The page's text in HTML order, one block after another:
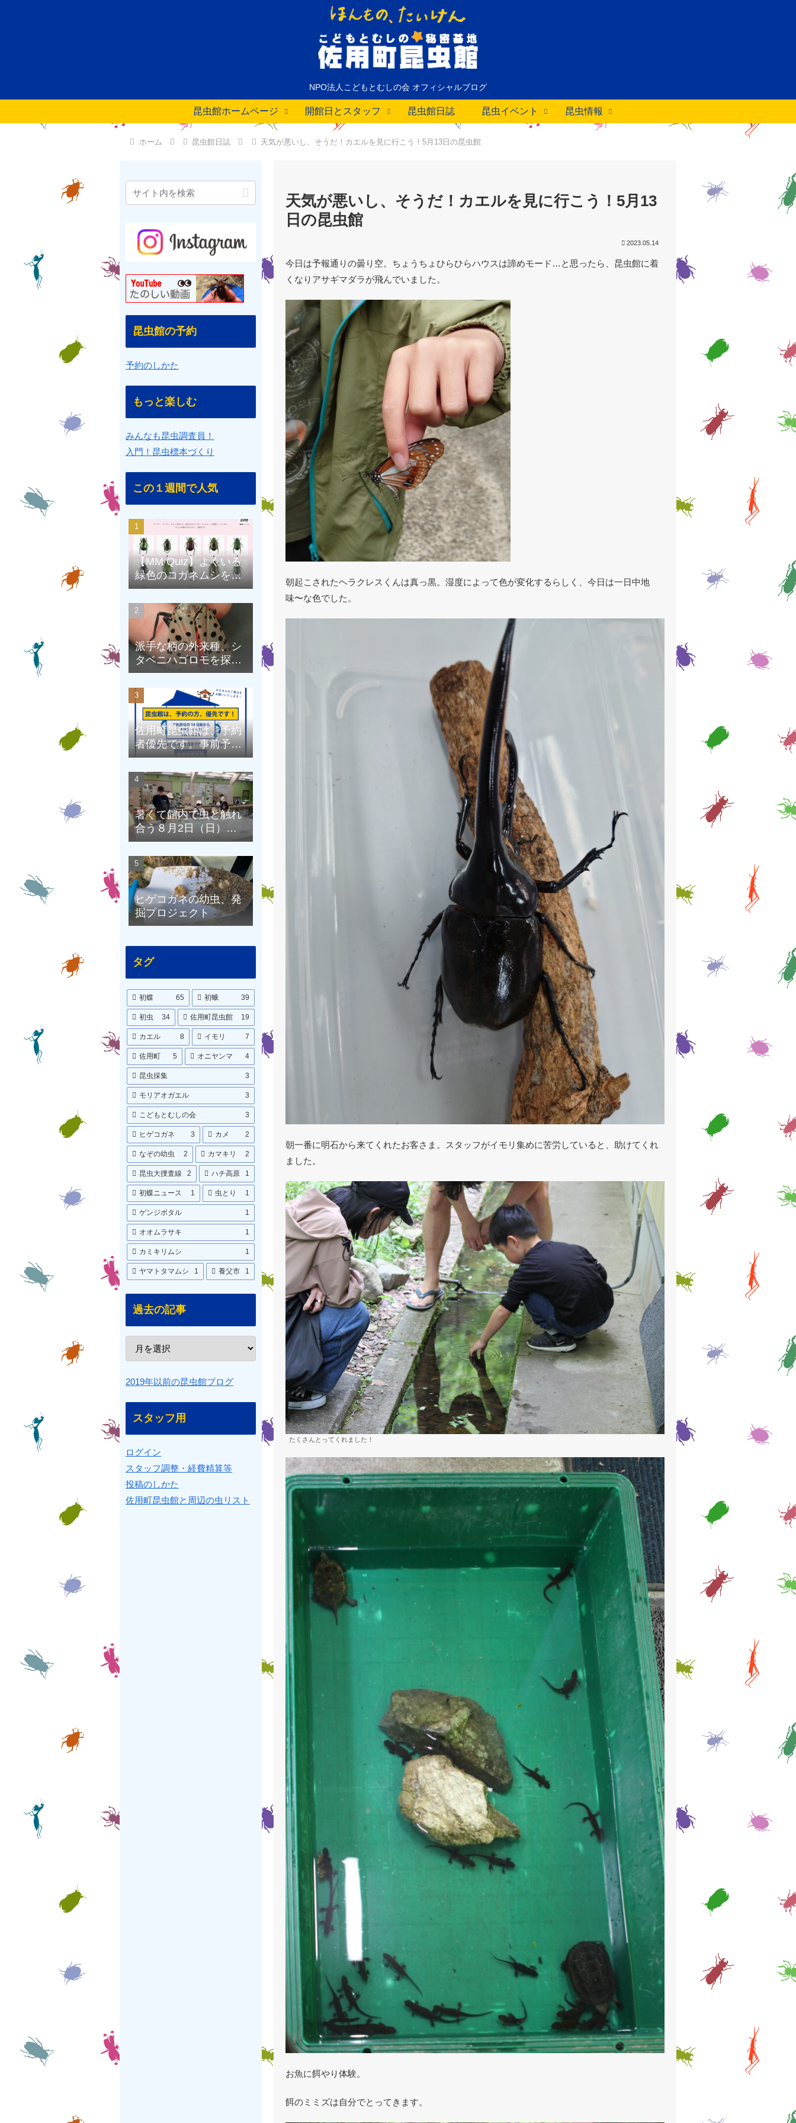
NPO法人こどもとむしの会 オフィシャルブログ
昆虫館ホームページ 開館日とスタッフ 昆虫館日誌 昆虫イベント 昆虫情報
ホーム 昆虫館日誌 天気が悪いし、そうだ！カエルを見に行こう！5月13日の昆虫館
天気が悪いし、そうだ！カエルを見に行こう！5月13
日の昆虫館
2023.05.14
今日は予報通りの曇り空。ちょうちょひらひらハウスは諦めモード…と思ったら、昆虫館に着
くなりアサギマダラが飛んでいました。
朝起こされたヘラクレスくんは真っ黒。湿度によって色が変化するらしく、今日は一日中地
味〜な色でした。
朝一番に明石から来てくれたお客さま。スタッフがイモリ集めに苦労していると、助けてくれ
ました。
たくさんとってくれました！
お魚に餌やり体験。
餌のミミズは自分でとってきます。
昆虫館の予約
予約のしかた
もっと楽しむ
みんなも昆虫調査員！
入門！昆虫標本づくり
この１週間で人気
【MM Quiz】よくいる
緑色のコガネムシを、
克服しよう！
派手な柄の外来種、シ
タベニハゴロモを探そ
う
佐用町昆虫館は、予約
者優先です。事前予約
にご協力をお願いしま
す。
暑くて館内で虫と触れ
合う８月2日（日）の
昆虫館
ヒゲコガネの幼虫、発
掘プロジェクト
タグ
初蝶 65 初蛾 39
初虫 34 佐用町昆虫館 19
カエル 8 イモリ 7
佐用町 5 オニヤンマ 4
昆虫採集 3
モリアオガエル 3
こどもとむしの会 3
ヒゲコガネ 3 カメ 2
なぞの幼虫 2 カマキリ 2
昆虫大捜査線 2 ハチ高原 1
初蝶ニュース 1 虫とり 1
ゲンジボタル 1
オオムラサキ 1
カミキリムシ 1
ヤマトタマムシ 1 養父市 1
過去の記事
2019年以前の昆虫館ブログ
スタッフ用
ログイン
スタッフ調整・経費精算等
投稿のしかた
佐用町昆虫館と周辺の虫リスト